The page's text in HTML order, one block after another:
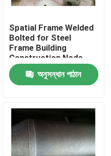
Spatial Frame Welded
Bolted for Steel
Frame Building
Construction Node
Structure GB ISO
অনুসন্ধান পাঠান